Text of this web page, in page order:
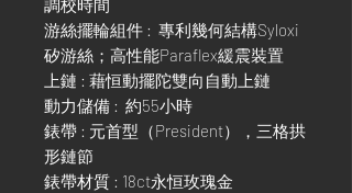
調校時間
游絲擺輪組件 : 專利幾何結構Syloxi
矽游絲；高性能Paraflex緩震裝置
上鏈 : 藉恒動擺陀雙向自動上鏈
動力儲備 : 約55小時
錶帶 : 元首型（President），三格拱
形鏈節
錶帶材質 : 18ct永恒玫瑰金